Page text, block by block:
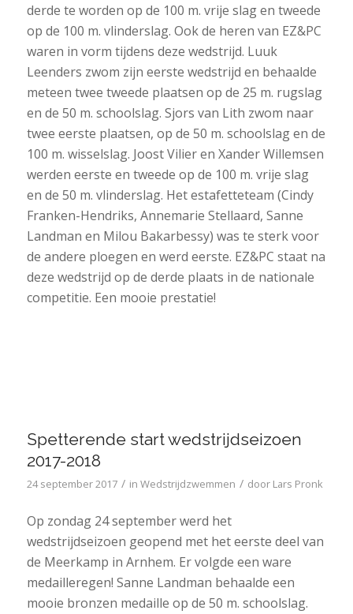
derde te worden op de 100 m. vrije slag en tweede
op de 100 m. vlinderslag. Ook de heren van EZ&PC
waren in vorm tijdens deze wedstrijd. Luuk
Leenders zwom zijn eerste wedstrijd en behaalde
meteen twee tweede plaatsen op de 25 m. rugslag
en de 50 m. schoolslag. Sjors van Lith zwom naar
twee eerste plaatsen, op de 50 m. schoolslag en de
100 m. wisselslag. Joost Vilier en Xander Willemsen
werden eerste en tweede op de 100 m. vrije slag
en de 50 m. vlinderslag. Het estafetteteam (Cindy
Franken-Hendriks, Annemarie Stellaard, Sanne
Landman en Milou Bakarbessy) was te sterk voor
de andere ploegen en werd eerste. EZ&PC staat na
deze wedstrijd op de derde plaats in de nationale
competitie. Een mooie prestatie!
Spetterende start wedstrijdseizoen
2017-2018
24 september 2017 / in Wedstrijdzwemmen / door Lars Pronk
Op zondag 24 september werd het
wedstrijdseizoen geopend met het eerste deel van
de Meerkamp in Arnhem. Er volgde een ware
medailleregen! Sanne Landman behaalde een
mooie bronzen medaille op de 50 m. schoolslag.